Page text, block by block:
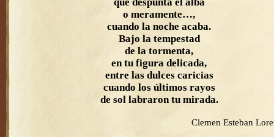
o meramente…,
cuando la noche acaba.
Bajo la tempestad
de la tormenta,
en tu figura delicada,
entre las dulces caricias
cuando los últimos rayos
de sol labraron tu mirada.
Clemen Esteban